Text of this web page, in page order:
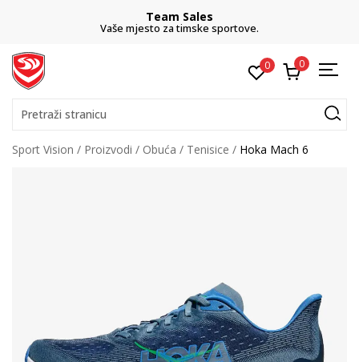
Team Sales
Vaše mjesto za timske sportove.
0 0
Pretraži stranicu
Sport Vision Proizvodi Obuća Tenisice Hoka Mach 6